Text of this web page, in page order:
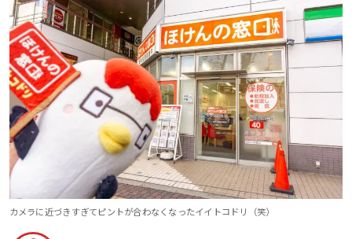
カメラに近づきすぎてピントが合わなくなったイイトコドリ（笑）